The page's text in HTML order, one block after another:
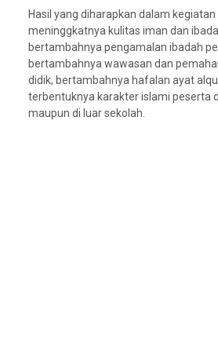
Hasil yang diharapkan dalam kegiatan
meninggkatnya kulitas iman dan
bertambahnya pengamalan ibadah
bertambahnya wawasan dan
didik, bertambahnya hafalan ayat
terbentuknya karakter islami peserta
maupun di luar sekolah.